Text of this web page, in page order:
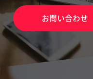
お問い合わせ